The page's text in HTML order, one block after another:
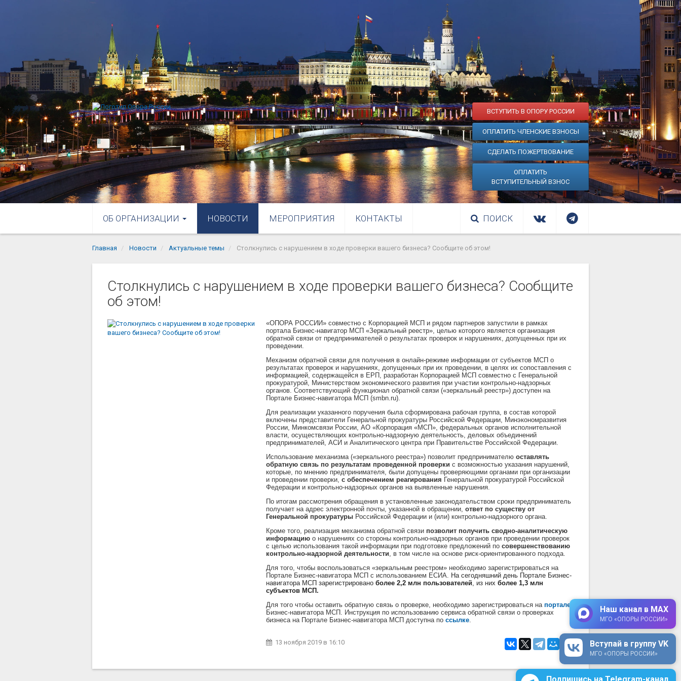
ВСТУПИТЬ В ОПОРУ РОССИИ
ОПЛАТИТЬ ЧЛЕНСКИЕ ВЗНОСЫ
СДЕЛАТЬ ПОЖЕРТВОВАНИЕ
ОПЛАТИТЬ
ВСТУПИТЕЛЬНЫЙ ВЗНОС
ОБ ОРГАНИЗАЦИИ НОВОСТИ МЕРОПРИЯТИЯ КОНТАКТЫ ПОИСК
Главная Новости Актуальные темы Столкнулись с нарушением в ходе проверки вашего бизнеса? Сообщите об этом!
Столкнулись с нарушением в ходе проверки вашего бизнеса? Сообщите
об этом!
«ОПОРА РОССИИ» совместно с Корпорацией МСП и рядом партнеров запустили в рамках
портала Бизнес-навигатор МСП «Зеркальный реестр», целью которого является организация
обратной связи от предпринимателей о результатах проверок и нарушениях, допущенных при их
проведении.
Механизм обратной связи для получения в онлайн-режиме информации от субъектов МСП о
результатах проверок и нарушениях, допущенных при их проведении, в целях их сопоставления с
информацией, содержащейся в ЕРП, разработан Корпорацией МСП совместно с Генеральной
прокуратурой, Министерством экономического развития при участии контрольно-надзорных
органов. Соответствующий функционал обратной связи («зеркальный реестр») доступен на
Портале Бизнес-навигатора МСП (smbn.ru).
Для реализации указанного поручения была сформирована рабочая группа, в состав которой
включены представители Генеральной прокуратуры Российской Федерации, Минэкономразвития
России, Минкомсвязи России, АО «Корпорация «МСП», федеральных органов исполнительной
власти, осуществляющих контрольно-надзорную деятельность, деловых объединений
предпринимателей, АСИ и Аналитического центра при Правительстве Российской Федерации.
Использование механизма («зеркального реестра») позволит предпринимателюоставлять
обратную связь по результатам проведенной проверки с возможностью указания нарушений,
которые, по мнению предпринимателя, были допущены проверяющими органами при организации
и проведении проверки,с обеспечением реагирования Генеральной прокуратурой Российской
Федерации и контрольно-надзорных органов на выявленные нарушения.
По итогам рассмотрения обращения в установленные законодательством сроки предприниматель
получает на адрес электронной почты, указанной в обращении,ответ по существу от
Генеральной прокуратуры Российской Федерации и (или) контрольно-надзорного органа.
Кроме того, реализация механизма обратной связи позволит получить сводно-аналитическую
информацию о нарушениях со стороны контрольно-надзорных органов при проведении проверок
с целью использования такой информации при подготовке предложений посовершенствованию
контрольно-надзорной деятельности , в том числе на основе риск-ориентированного подхода.
Для того, чтобы воспользоваться «зеркальным реестром» необходимо зарегистрироваться на
Портале Бизнес-навигатора МСП с использованием ЕСИА. На сегодняшний день Портале Бизнес-
навигатора МСП зарегистрированоболее 2,2 млн пользователей , из нихболее 1,3 млн
субъектов МСП.
Для того чтобы оставить обратную связь о проверке, необходимо зарегистрироваться напортале
Бизнес-навигатора МСП. Инструкция по использованию сервиса обратной связи о проверках
бизнеса на Портале Бизнес-навигатора МСП доступна поссылке
13 ноября 2019 в 16:10 Вступай в группу VK
МГО «ОПОРЫ РОССИИ»
Наш канал в MAX
МГО «ОПОРЫ РОССИИ»